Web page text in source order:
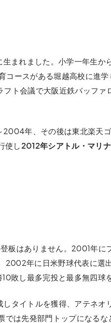
まれました。小学一年生か
コースがある堀越高校に進
ト会議で大阪近鉄バッファ
年、その後は東北楽天
使し2012年シアトル・マリ
板はありません。2001年に
2002年に日米野球代表に選
敗し最多完投と最多無四球
タイトルを獲得、アテネオ
は先発部門トップになるな